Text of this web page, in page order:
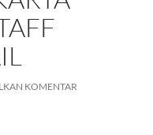
KOMENTAR